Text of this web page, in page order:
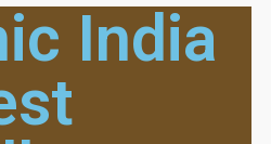
India